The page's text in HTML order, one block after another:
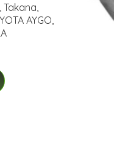
AYGO,